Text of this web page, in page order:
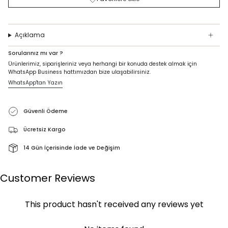
Açıklama
Sorularınız mı var ?
Ürünlerimiz, siparişleriniz veya herhangi bir konuda destek almak için
WhatsApp Business hattımızdan bize ulaşabilirsiniz.
WhatsApp'tan Yazın
Güvenli Ödeme
Ücretsiz Kargo
14 Gün İçerisinde İade ve Değişim
Customer Reviews
This product hasn't received any reviews yet